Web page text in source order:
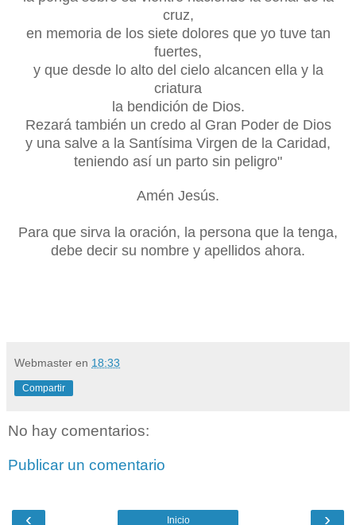
cruz,
en memoria de los siete dolores que yo tuve tan
fuertes,
y que desde lo alto del cielo alcancen ella y la
criatura
la bendición de Dios.
Rezará también un credo al Gran Poder de Dios
y una salve a la Santísima Virgen de la Caridad,
teniendo así un parto sin peligro"
Amén Jesús.
Para que sirva la oración, la persona que la tenga,
debe decir su nombre y apellidos ahora.
Webmaster en 18:33
Compartir
No hay comentarios:
Publicar un comentario
‹ ›
Inicio